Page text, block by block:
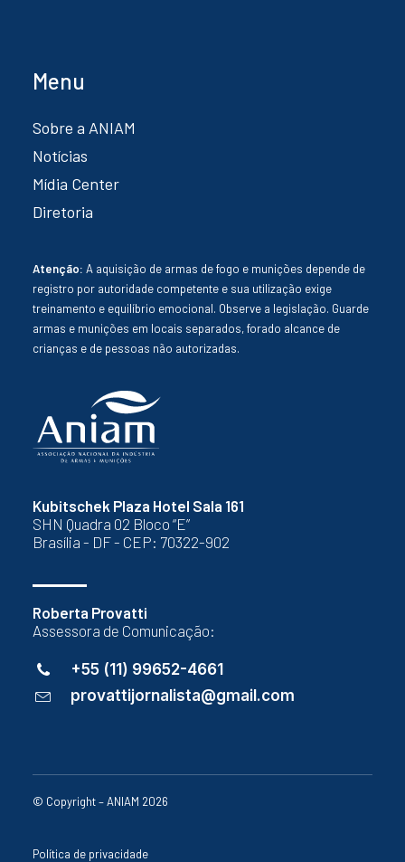
Kubitschek Plaza Hotel Sala 161
SHN Quadra 02 Bloco “E”
Brasília - DF - CEP: 70322-902
Roberta Provatti
Assessora de Comunicação:
+55 (11) 99652-4661
provattijornalista@gmail.com
Menu
Sobre a ANIAM
Notícias
Mídia Center
Diretoria
Atenção: A aquisição de armas de fogo e munições depende de
registro por autoridade competente e sua utilização exige
treinamento e equilíbrio emocional. Observe a legislação. Guarde
armas e munições em locais separados, forado alcance de
crianças e de pessoas não autorizadas.
© Copyright – ANIAM 2026
Política de privacidade